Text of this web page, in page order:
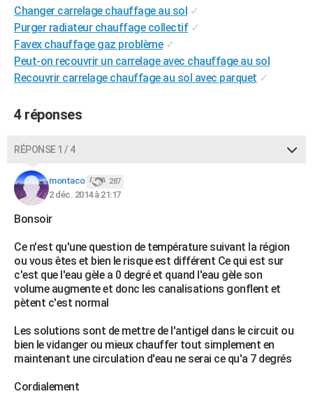
Dictionnaire
Biographies
Citations
Expressions
Proverbes
PROGRAMME TV
COPAINS D'AVANT
S'inscrire
Se connecter
Lycées
Collèges
Primaires
Universités
Entreprises
Service militaire
Avis de recherche
AVIS DE DÉCÈS
FORUM
Changer carrelage chauffage au sol ✓
Purger radiateur chauffage collectif ✓
Favex chauffage gaz problème ✓
Peut-on recouvrir un carrelage avec chauffage au sol
Recouvrir carrelage chauffage au sol avec parquet ✓
4 réponses
RÉPONSE 1 / 4
montaco 287
2 déc. 2014 à 21:17
Bonsoir
Ce n'est qu'une question de température suivant la région
ou vous êtes et bien le risque est différent Ce qui est sur
c'est que l'eau gèle a 0 degré et quand l'eau gèle son
volume augmente et donc les canalisations gonflent et
pètent c'est normal
Les solutions sont de mettre de l'antigel dans le circuit ou
bien le vidanger ou mieux chauffer tout simplement en
maintenant une circulation d'eau ne serai ce qu'a 7 degrés
Cordialement